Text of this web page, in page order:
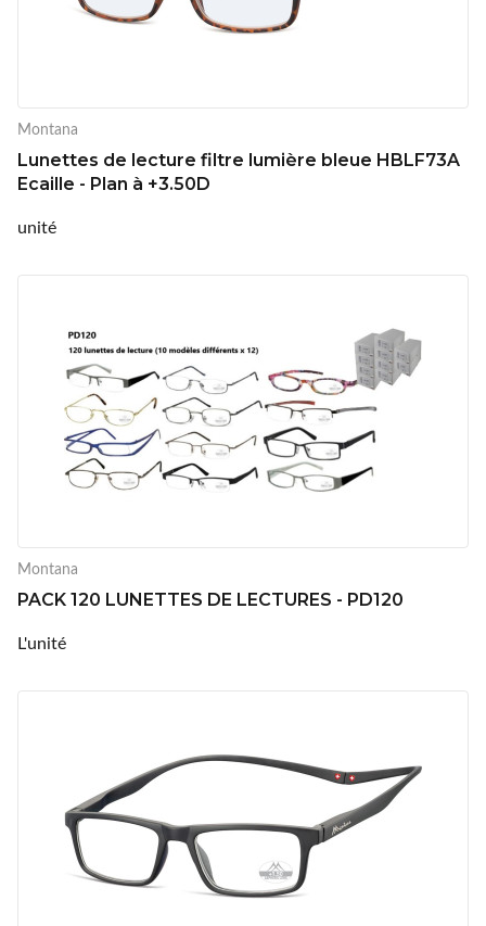
Montana
Lunettes de lecture filtre lumière bleue HBLF73A
Ecaille - Plan à +3.50D
unité
Montana
PACK 120 LUNETTES DE LECTURES - PD120
L'unité